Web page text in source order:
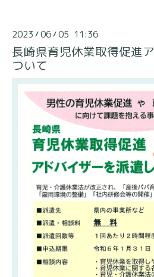
2023 /06/05 11:36
長崎県育児休業取得促進
ついて